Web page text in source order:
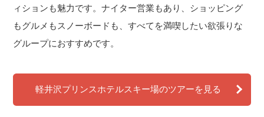
ィションも魅力です。ナイター営業もあり、ショッピング
もグルメもスノーボードも、すべてを満喫したい欲張りな
グループにおすすめです。
軽井沢プリンスホテルスキー場のツアーを見る